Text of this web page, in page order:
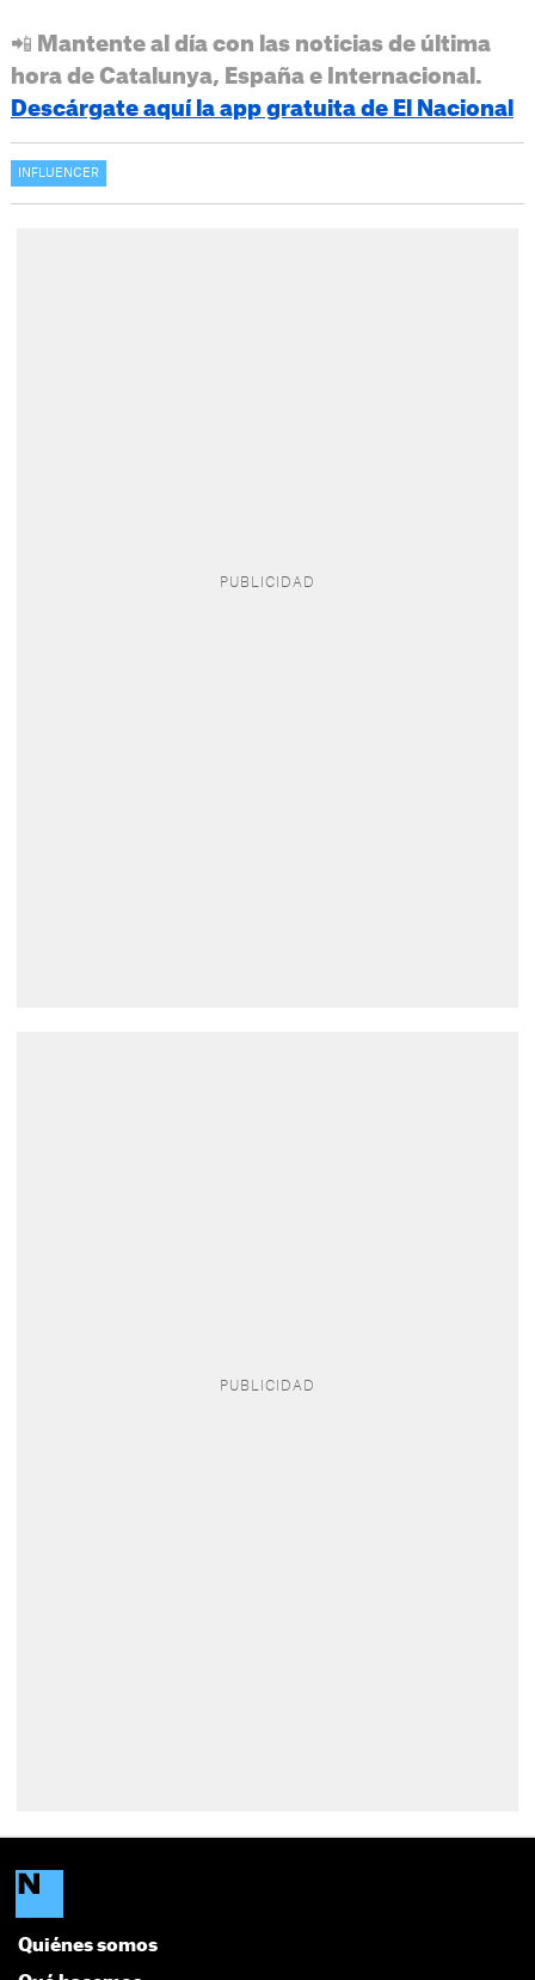
📲 Mantente al día con las noticias de última
hora de Catalunya, España e Internacional.
Descárgate aquí la app gratuita de El Nacional
INFLUENCER
Quiénes somos